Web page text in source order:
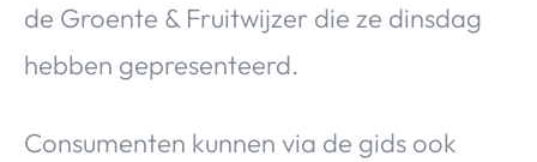
de Groente & Fruitwijzer die ze dinsdag
hebben gepresenteerd.
Consumenten kunnen via de gids ook